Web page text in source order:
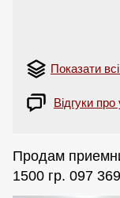
Показати
Відгуки
Продам
1500 гр. 097